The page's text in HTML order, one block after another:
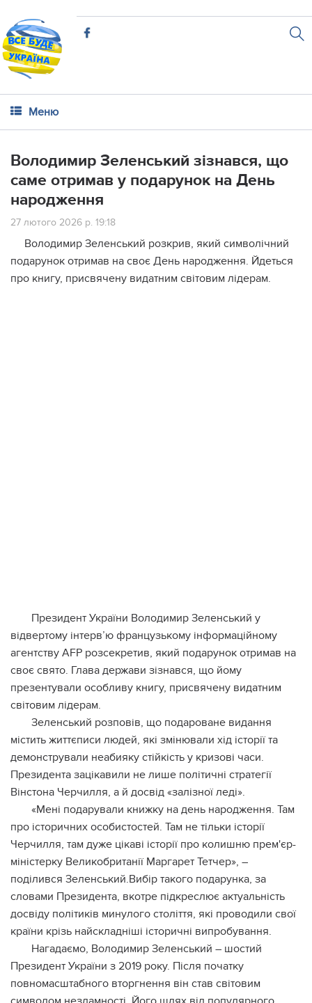
Меню
Володимир Зеленський зізнався, що
саме отримав у подарунок на День
народження
27 лютого 2026 р. 19:18
Володимир Зеленський розкрив, який символічний
подарунок отримав на своє День народження. Йдеться
про книгу, присвячену видатним світовим лідерам.
Президент України Володимир Зеленський у
відвертому інтерв’ю французькому інформаційному
агентству AFP розсекретив, який подарунок отримав на
своє свято. Глава держави зізнався, що йому
презентували особливу книгу, присвячену видатним
світовим лідерам.
Зеленський розповів, що подароване видання
містить життєписи людей, які змінювали хід історії та
демонстрували неабияку стійкість у кризові часи.
Президента зацікавили не лише політичні стратегії
Вінстона Черчилля, а й досвід «залізної леді».
«Мені подарували книжку на день народження. Там
про історичних особистостей. Там не тільки історії
Черчилля, там дуже цікаві історії про колишню прем'єр-
міністерку Великобританії Маргарет Тетчер», –
поділився Зеленський.Вибір такого подарунка, за
словами Президента, вкотре підкреслює актуальність
досвіду політиків минулого століття, які проводили свої
країни крізь найскладніші історичні випробування.
Нагадаємо, Володимир Зеленський – шостий
Президент України з 2019 року. Після початку
повномасштабного вторгнення він став світовим